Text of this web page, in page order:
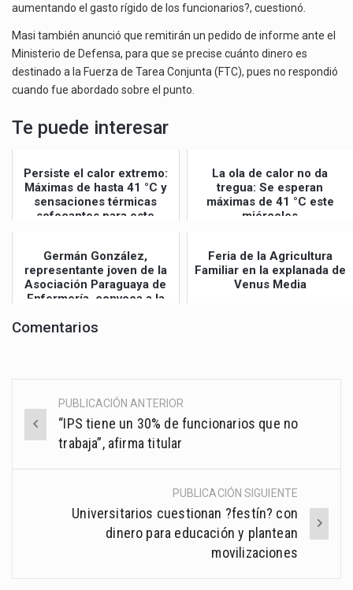
aumentando el gasto rígido de los funcionarios?, cuestionó.
Masi también anunció que remitirán un pedido de informe ante el
Ministerio de Defensa, para que se precise cuánto dinero es
destinado a la Fuerza de Tarea Conjunta (FTC), pues no respondió
cuando fue abordado sobre el punto.
Te puede interesar
Persiste el calor extremo:
Máximas de hasta 41 °C y
sensaciones térmicas
sofocantes para este
La ola de calor no da
tregua: Se esperan
máximas de 41 °C este
miércoles
Germán González,
representante joven de la
Asociación Paraguaya de
Enfermería, convoca a la
Feria de la Agricultura
Familiar en la explanada de
Venus Media
Comentarios
Post
navigation
PUBLICACIÓN ANTERIOR
“IPS tiene un 30% de funcionarios que no
trabaja”, afirma titular
PUBLICACIÓN SIGUIENTE
Universitarios cuestionan ?festín? con
dinero para educación y plantean
movilizaciones